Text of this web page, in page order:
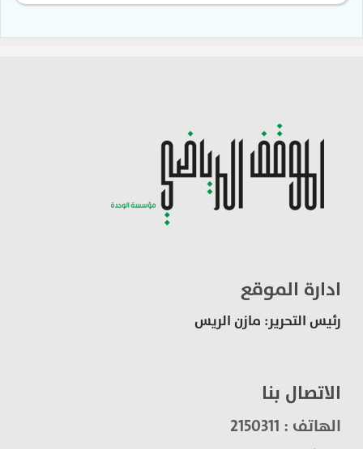
ادارة الموقع
رئيس التحرير: مازن الريس
الاتصال بنا
الهاتف : 2150311